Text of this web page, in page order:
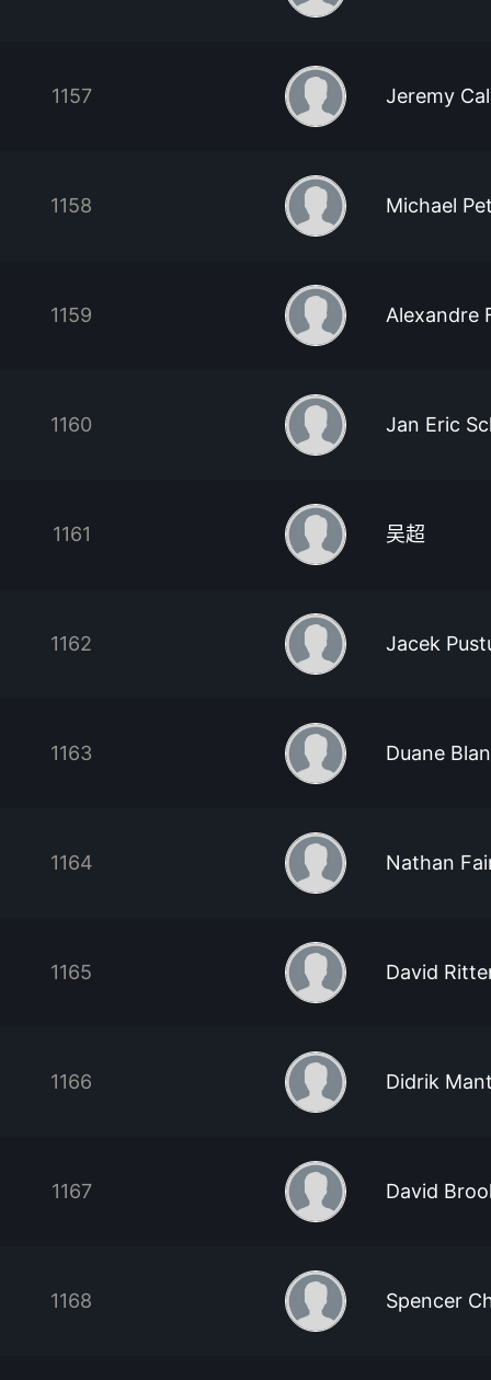
1157 Jeremy
1158 Michael
1159 Alexandre
1160 Jan Eric
1161 吴超
1162 Jacek
1163 Duane
1164 Nathan
1165 David
1166 Didrik
1167 David
1168 Spencer